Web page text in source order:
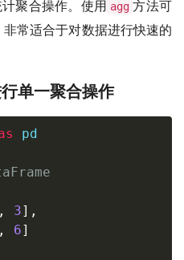
聚合操作。使用 agg 方法可
常适合于对数据进行快速的
单一聚合操作
pd
, 3] ,
, 6]